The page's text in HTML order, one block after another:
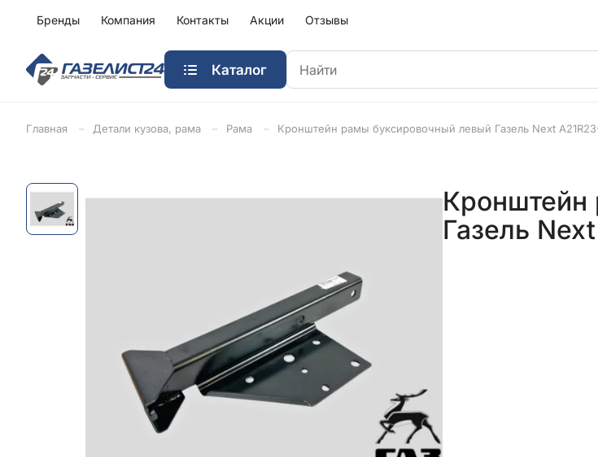
Бренды Компания Контакты Акции Отзывы
Каталог
Главная Детали кузова, рама Рама Кронштейн рамы буксировочный левый Газель Next
Кронштейн
Газель